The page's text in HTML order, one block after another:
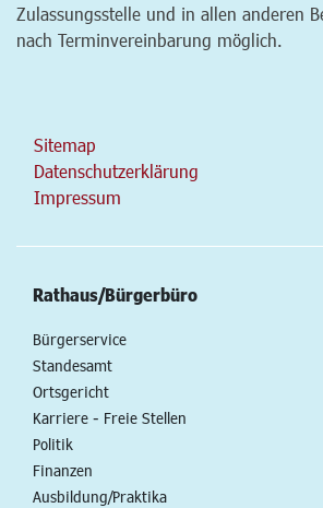
Zulassungsstelle und in allen anderen
nach Terminvereinbarung möglich.
Sitemap
Datenschutzerklärung
Impressum
Rathaus/Bürgerbüro
Bürgerservice
Standesamt
Ortsgericht
Karriere - Freie Stellen
Politik
Finanzen
Ausbildung/Praktika